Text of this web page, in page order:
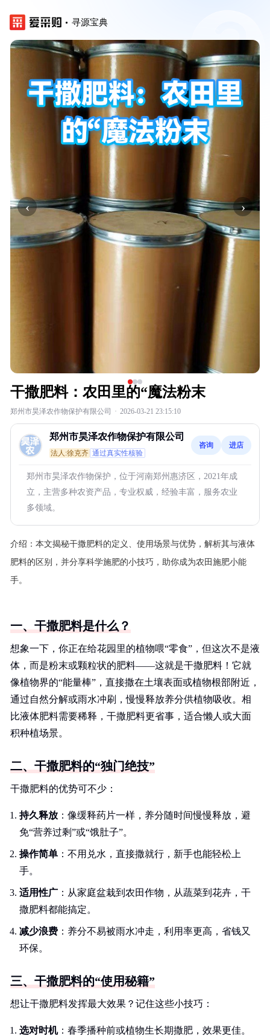
寻源宝典
‹ ›
干撒肥料：农田里的“魔法粉末
郑州市昊泽农作物保护有限公司 · 2026-03-21 23:15:10
郑州市昊泽农作物保护有限公司
法人:徐克齐 通过真实性核验
咨询 进店
郑州市昊泽农作物保护，位于河南郑州惠济区，2021年成
立，主营多种农资产品，专业权威，经验丰富，服务农业
多领域。
介绍： 本文揭秘干撒肥料的定义、使用场景与优势，解析其与液体
肥料的区别，并分享科学施肥的小技巧，助你成为农田施肥小能
手。
一、干撒肥料是什么？
想象一下，你正在给花园里的植物喂“零食”，但这次不是液
体，而是粉末或颗粒状的肥料——这就是干撒肥料！它就
像植物界的“能量棒”，直接撒在土壤表面或植物根部附近，
通过自然分解或雨水冲刷，慢慢释放养分供植物吸收。相
比液体肥料需要稀释，干撒肥料更省事，适合懒人或大面
积种植场景。
二、干撒肥料的“独门绝技”
干撒肥料的优势可不少：
持久释放 ：像缓释药片一样，养分随时间慢慢释放，避
免“营养过剩”或“饿肚子”。
操作简单 ：不用兑水，直接撒就行，新手也能轻松上
手。
适用性广 ：从家庭盆栽到农田作物，从蔬菜到花卉，干
撒肥料都能搞定。
减少浪费 ：养分不易被雨水冲走，利用率更高，省钱又
环保。
三、干撒肥料的“使用秘籍”
想让干撒肥料发挥最大效果？记住这些小技巧：
选对时机：春季播种前或植物生长期撒肥，效果更佳。